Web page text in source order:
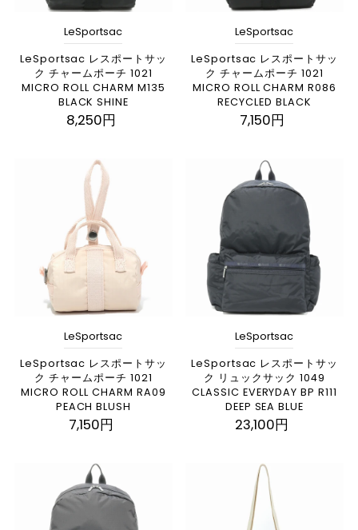
LeSportsac
LeSportsac レスポートサッ
ク チャームポーチ 1021
MICRO ROLL CHARM M135
BLACK SHINE
8,250円
LeSportsac
LeSportsac レスポートサッ
ク チャームポーチ 1021
MICRO ROLL CHARM R086
RECYCLED BLACK
7,150円
LeSportsac
LeSportsac レスポートサッ
ク チャームポーチ 1021
MICRO ROLL CHARM RA09
PEACH BLUSH
7,150円
LeSportsac
LeSportsac レスポートサッ
ク リュックサック 1049
CLASSIC EVERYDAY BP R111
DEEP SEA BLUE
23,100円